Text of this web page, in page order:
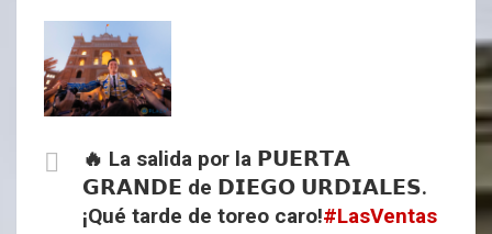
🔥 La salida por la 𝗣𝗨𝗘𝗥𝗧𝗔
𝗚𝗥𝗔𝗡𝗗𝗘 de 𝗗𝗜𝗘𝗚𝗢 𝗨𝗥𝗗𝗜𝗔𝗟𝗘𝗦.
¡Qué tarde de toreo caro!#LasVentas